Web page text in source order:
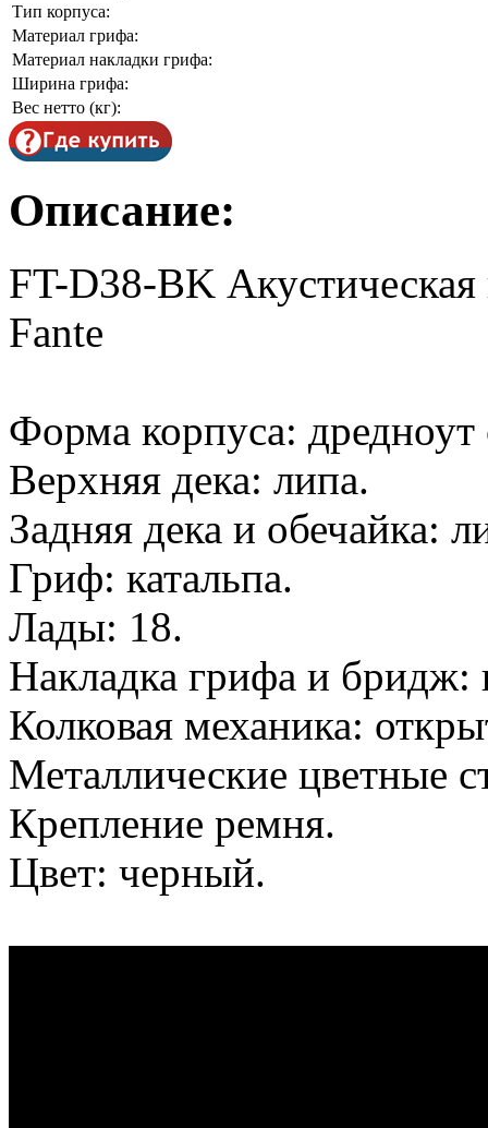
Тип корпуса:
Материал грифа:
Материал накладки грифа:
Ширина грифа:
Вес нетто (кг):
Описание:
FT-D38-BK Акустическая
Fante
Форма корпуса: дредноут
Верхняя дека: липа.
Задняя дека и обечайка:
Гриф: катальпа.
Лады: 18.
Накладка грифа и
Колковая механика:
Металлические цветные
Крепление ремня.
Цвет: черный.